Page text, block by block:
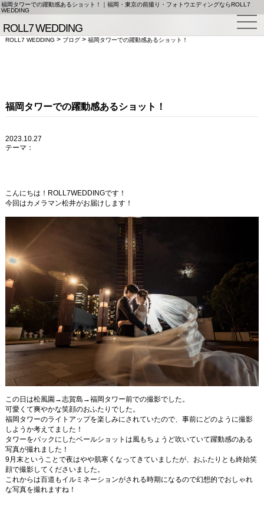
福岡タワーでの躍動感あるショット！｜福岡・東京の前撮り・フォトウエディングならROLL7
WEDDING
ROLL7 WEDDING > ブログ> 福岡タワーでの躍動感あるショット！
福岡タワーでの躍動感あるショット！
2023.10.27
テーマ：
こんにちは！ROLL7WEDDINGです！
今回はカメラマン松井がお届けします！
この日は松風園→志賀島→福岡タワー前での撮影でした。
可愛くて爽やかな笑顔のおふたりでした。
福岡タワーのライトアップを楽しみにされていたので、事前にどのように撮影
しようか考えてました！
タワーをバックにしたベールショットは風もちょうど吹いていて躍動感のある
写真が撮れました！
9月末ということで夜はやや肌寒くなってきていましたが、おふたりとも終始笑
顔で撮影してくださいました。
これからは百道もイルミネーションがされる時期になるので幻想的でおしゃれ
な写真を撮れますね！